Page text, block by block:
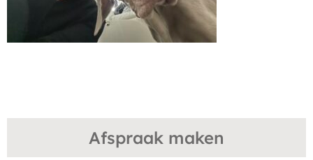
Afspraak maken